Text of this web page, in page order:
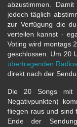
abzustimmen.
jedoch täglich
zur Verfügung die
verteilen kannst -
Voting wird montags
geschlossen. Um 20
übertragenden
direkt nach der
Die 20 Songs mit
Negativpunkten)
fliegen raus und sind
Ende der